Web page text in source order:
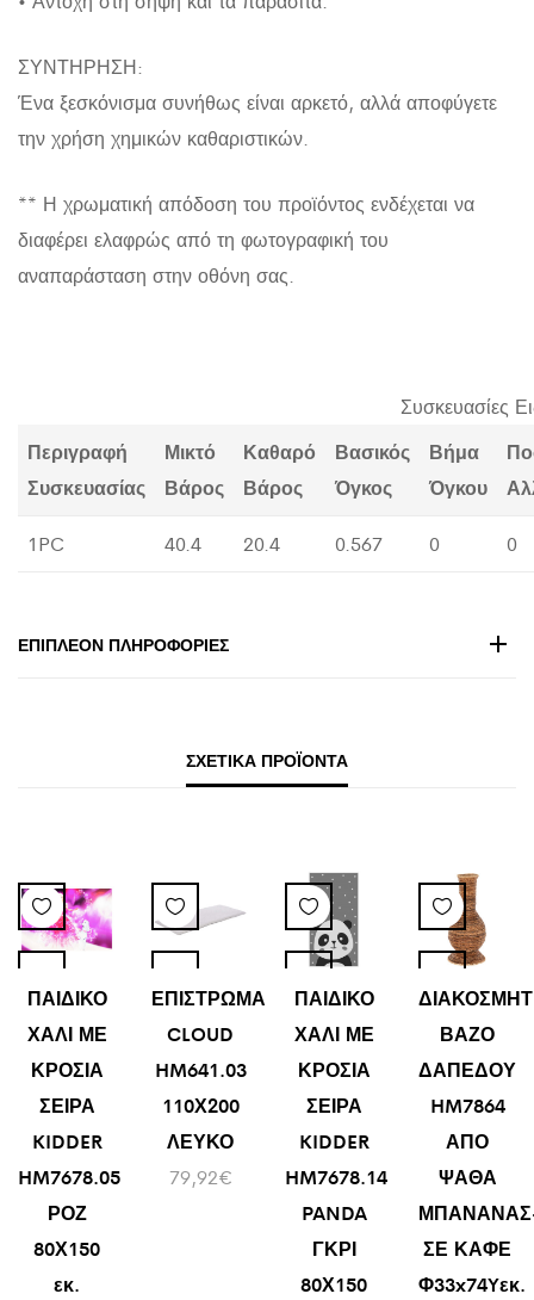
ΣΥΝΤΗΡΗΣΗ:
Ένα ξεσκόνισμα συνήθως είναι αρκετό, αλλά αποφύγετε
την χρήση χημικών καθαριστικών.
** Η χρωματική απόδοση του προϊόντος ενδέχεται να
διαφέρει ελαφρώς από τη φωτογραφική του
αναπαράσταση στην οθόνη σας.
Συσκευασίες
Περιγραφή
Συσκευασίας
Μικτό
Βάρος
Καθαρό
Βάρος
Βασικός
Όγκος
Βήμα
Όγκου
1PC 40.4 20.4 0.567 0 0
ΕΠΙΠΛΈΟΝ ΠΛΗΡΟΦΟΡΊΕΣ
ΣΧΕΤΙΚΆ ΠΡΟΪΌΝΤΑ
ΠΑΙΔΙΚΟ
ΧΑΛΙ ΜΕ
ΚΡΟΣΙΑ
ΣΕΙΡΑ
KIDDER
HM7678.05
ΡΟΖ
80Χ150
εκ.
ΕΠΙΣΤΡΩΜΑ
CLOUD
HM641.03
110Χ200
ΛΕΥΚΟ
79,92€
ΠΑΙΔΙΚΟ
ΧΑΛΙ ΜΕ
ΚΡΟΣΙΑ
ΣΕΙΡΑ
KIDDER
HM7678.14
PANDA
ΓΚΡΙ
80Χ150
ΒΑΖΟ
ΔΑΠΕΔΟΥ
HM7864
ΑΠΟ
ΨΑΘΑ
ΣΕ ΚΑΦΕ
Φ33x74Yεκ.